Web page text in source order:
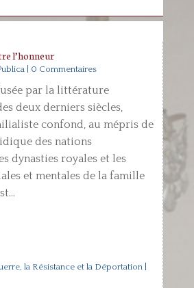
l’honneur
| 0 Commentaires
par la littérature
deux derniers siècles,
confond, au mépris de
des nations
dynasties royales et les
et mentales de la famille
la Résistance et la Déportation|